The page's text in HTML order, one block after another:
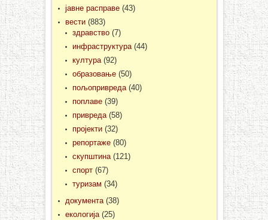
јавне расправе(43)
вести(883)
здравство(7)
инфраструктура(44)
култура(92)
образовање(50)
пољопривреда(40)
поплаве(39)
привреда(58)
пројекти(32)
репортаже(80)
скупштина(121)
спорт(67)
туризам (34)
документа(38)
екологија(25)